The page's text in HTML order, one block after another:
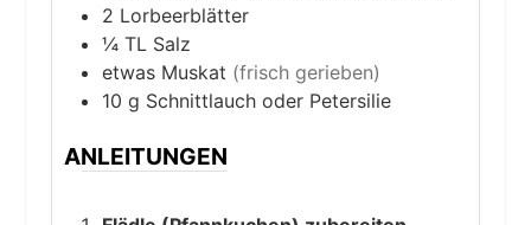
2 Lorbeerblätter
¼ TL Salz
etwas Muskat (frisch gerieben)
10 g Schnittlauch oder Petersilie
ANLEITUNGEN